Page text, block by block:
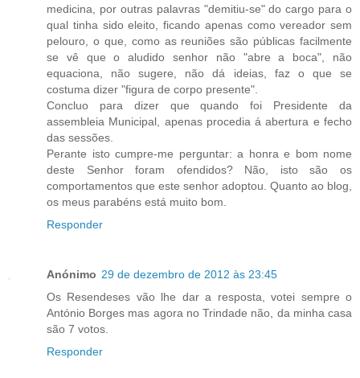
medicina, por outras palavras "demitiu-se" do cargo para o
qual tinha sido eleito, ficando apenas como vereador sem
pelouro, o que, como as reuniões são públicas facilmente
se vê que o aludido senhor não "abre a boca", não
equaciona, não sugere, não dá ideias, faz o que se
costuma dizer "figura de corpo presente".
Concluo para dizer que quando foi Presidente da
assembleia Municipal, apenas procedia á abertura e fecho
das sessões.
Perante isto cumpre-me perguntar: a honra e bom nome
deste Senhor foram ofendidos? Não, isto são os
comportamentos que este senhor adoptou. Quanto ao blog,
os meus parabéns está muito bom.
Responder
Anónimo 29 de dezembro de 2012 às 23:45
Os Resendeses vão lhe dar a resposta, votei sempre o
António Borges mas agora no Trindade não, da minha casa
são 7 votos.
Responder